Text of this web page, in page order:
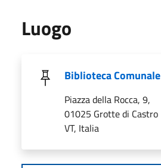
Luogo
Biblioteca Comunale
Piazza della Rocca, 9,
01025 Grotte di Castro
VT, Italia